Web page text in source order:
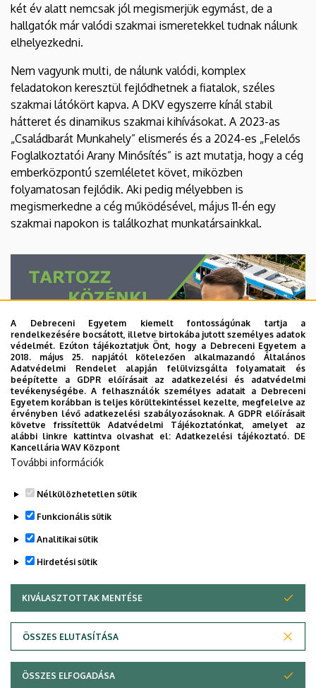
két év alatt nemcsak jól megismerjük egymást, de a
hallgatók már valódi szakmai ismeretekkel tudnak nálunk
elhelyezkedni.
Nem vagyunk multi, de nálunk valódi, komplex
feladatokon keresztül fejlődhetnek a fiatalok, széles
szakmai látókört kapva. A DKV egyszerre kínál stabil
hátteret és dinamikus szakmai kihívásokat. A 2023-as
„Családbarát Munkahely” elismerés és a 2024-es „Felelős
Foglalkoztatói Arany Minősítés” is azt mutatja, hogy a cég
emberközpontú szemléletet követ, miközben
folyamatosan fejlődik. Aki pedig mélyebben is
megismerkedne a cég működésével, május 11-én egy
szakmai napokon is találkozhat munkatársainkkal.
Legutóbbi frissítés: 2025. 04. 17. 12:26
Adatvédelem
A Debreceni Egyetem kiemelt fontosságúnak tartja a
rendelkezésére bocsátott, illetve birtokába jutott személyes adatok
védelmét. Ezúton tájékoztatjuk Önt, hogy a Debreceni Egyetem a
2018. május 25. napjától kötelezően alkalmazandó Általános
Adatvédelmi Rendelet alapján felülvizsgálta folyamatait és
beépítette a GDPR előírásait az adatkezelési és adatvédelmi
tevékenységébe. A felhasználók személyes adatait a Debreceni
Egyetem korábban is teljes körültekintéssel kezelte, megfelelve az
érvényben lévő adatkezelési szabályozásoknak. A GDPR előírásait
követve frissítettük Adatvédelmi Tájékoztatónkat, amelyet az
alábbi linkre kattintva olvashat el:Adatkezelési tájékoztató. DE
Kancellária WAV Központ
További információk
Nélkülözhetetlen sütik
Funkcionális sütik
Analitikai sütik
Hirdetési sütik
KIVÁLASZTOTTAK MENTÉSE
ÖSSZES ELUTASÍTÁSA
WITHDRAW CONSENT
ÖSSZES ELFOGADÁSA